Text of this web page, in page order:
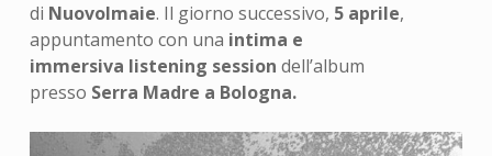
di NuovoImaie. Il giorno successivo, 5 aprile,
appuntamento con una intima e
immersiva listening session dell’album
presso Serra Madre a Bologna.